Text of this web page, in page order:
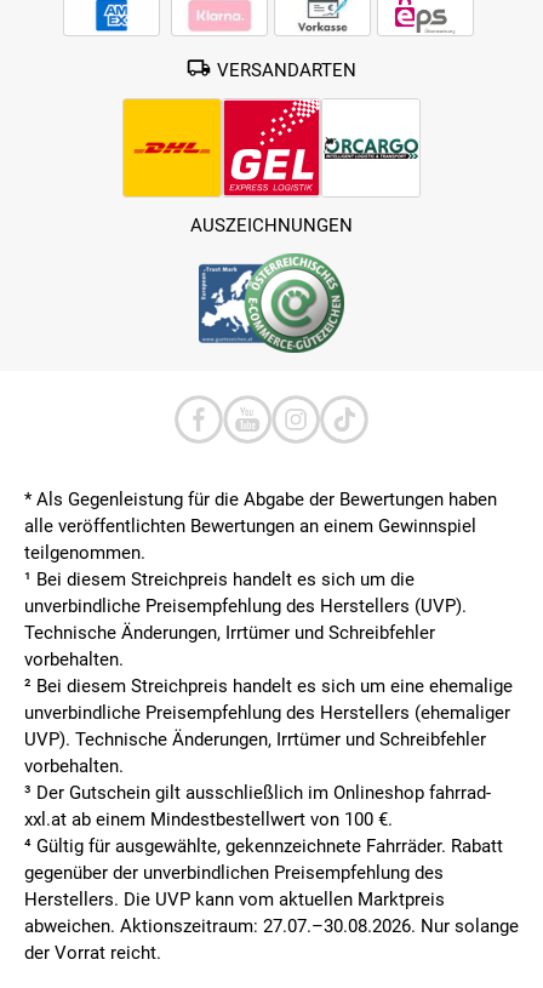
VERSANDARTEN
AUSZEICHNUNGEN
* Als Gegenleistung für die Abgabe der Bewertungen haben
alle veröffentlichten Bewertungen an einem Gewinnspiel
teilgenommen.
¹ Bei diesem Streichpreis handelt es sich um die
unverbindliche Preisempfehlung des Herstellers (UVP).
Technische Änderungen, Irrtümer und Schreibfehler
vorbehalten.
² Bei diesem Streichpreis handelt es sich um eine ehemalige
unverbindliche Preisempfehlung des Herstellers (ehemaliger
UVP). Technische Änderungen, Irrtümer und Schreibfehler
vorbehalten.
³ Der Gutschein gilt ausschließlich im Onlineshop fahrrad-
xxl.at ab einem Mindestbestellwert von 100 €.
⁴ Gültig für ausgewählte, gekennzeichnete Fahrräder. Rabatt
gegenüber der unverbindlichen Preisempfehlung des
Herstellers. Die UVP kann vom aktuellen Marktpreis
abweichen. Aktionszeitraum: 27.07.–30.08.2026. Nur solange
der Vorrat reicht.